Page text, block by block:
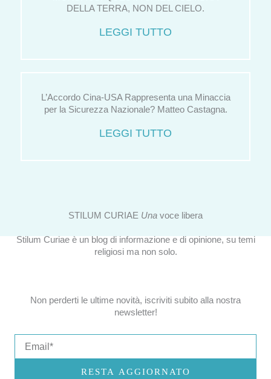
DELLA TERRA, NON DEL CIELO.
LEGGI TUTTO
L’Accordo Cina-USA Rappresenta una Minaccia
per la Sicurezza Nazionale? Matteo Castagna.
LEGGI TUTTO
STILUM CURIAE Una voce libera
Stilum Curiae è un blog di informazione e di opinione, su temi
religiosi ma non solo.
Non perderti le ultime novità, iscriviti subito alla nostra
newsletter!
RESTA AGGIORNATO